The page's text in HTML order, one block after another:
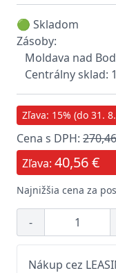
🟢 Skladom
Zásoby:
Moldava nad
Centrálny sklad:
Zľava: 15% (do 31.
Cena s DPH:
Zľava: 40,56 €
Najnižšia cena za
-
Nákup cez